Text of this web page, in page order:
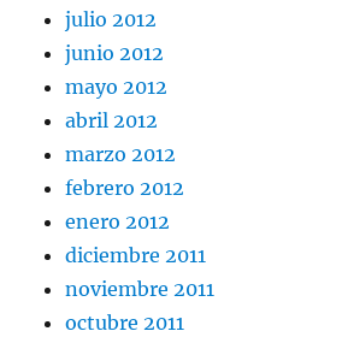
julio 2012
junio 2012
mayo 2012
abril 2012
marzo 2012
febrero 2012
enero 2012
diciembre 2011
noviembre 2011
octubre 2011